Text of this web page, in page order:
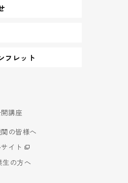
フレット
講座
の皆様へ
イト
の方へ